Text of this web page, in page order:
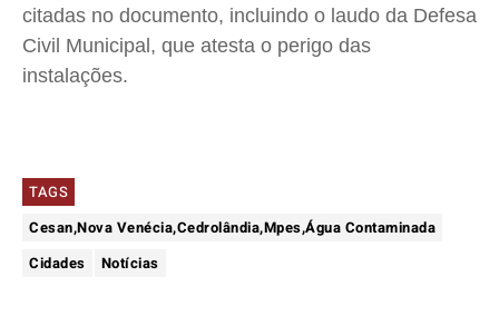
citadas no documento, incluindo o laudo da Defesa
Civil Municipal, que atesta o perigo das
instalações.
TAGS
Cesan,Nova Venécia,Cedrolândia,Mpes,Água Contaminada
Cidades
Notícias